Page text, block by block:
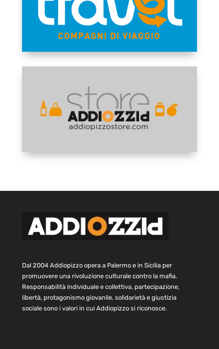
Dal 2004 Addiopizzo opera a Palermo e in Sicilia per
promuovere una rivoluzione culturale contro la mafia.
Responsabilità individuale e collettiva, partecipazione,
libertà, protagonismo giovanile, solidarietà e giustizia
sociale sono i valori in cui Addiopizzo si riconosce.